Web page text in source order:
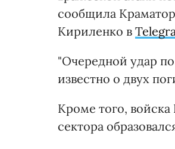
сообщила
Кириленко в
"Очередной удар
известно о двух
Кроме того,
сектора